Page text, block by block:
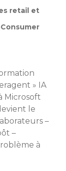
retail et
» IA
Microsoft
le
–
–
à